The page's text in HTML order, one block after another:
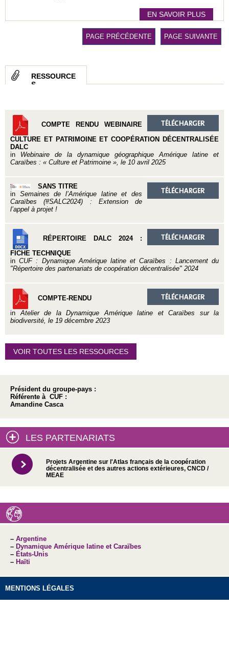
EN SAVOIR PLUS
PAGE PRÉCÉDENTE PAGE SUIVANTE
RESSOURCE
S
COMPTE RENDU WEBINAIRE
CULTURE ET PATRIMOINE ET COOPÉRATION DÉCENTRALISÉE
DALC
in Webinaire de la dynamique géographique Amérique latine et
Caraïbes : « Culture et Patrimoine », le 10 avril 2025
SANS TITRE
in Semaines de l’Amérique latine et des
Caraïbes (#SALC2024) : Extension de
l’appel à projet !
RÉPERTOIRE DALC 2024 :
FICHE TECHNIQUE
inCUF : Dynamique Amérique latine et Caraïbes : Lancement du
"Répertoire des partenariats de coopération décentralisée" 2024
COMPTE-RENDU
inAtelier de la Dynamique Amérique latine et Caraïbes sur la
biodiversité, le 19 décembre 2023
VOIR TOUTES LES RESSOURCES
Président du groupe-pays :
Référente à CUF :
Amandine Casca
LES PARTENARIATS
Projets Argentine sur l'Atlas français de la coopération
décentralisée et des autres actions extérieures, CNCD /
MEAE
– Argentine
– Dynamique Amérique latine et Caraïbes
– États-Unis
– Haïti
MENTIONS LÉGALES